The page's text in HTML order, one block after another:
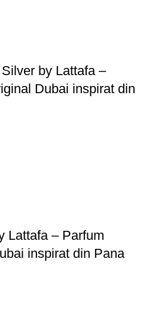
by Lattafa –
Dubai inspirat din
Lattafa – Parfum
inspirat din Pana